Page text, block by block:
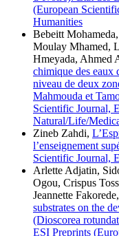
(European
Humanities
Bebeitt
Moulay Mhamed,
Hmeyada, Ahmed
chimique des eaux
niveau de deux
Mahmouda et
Scientific Journal,
Natural/Life/
Zineb Zahdi,
l’enseignement
Scientific Journal,
Arlette Adjatin,
Ogou, Crispus
Jeannette
substrates on the
(Dioscorea
ESI Preprints